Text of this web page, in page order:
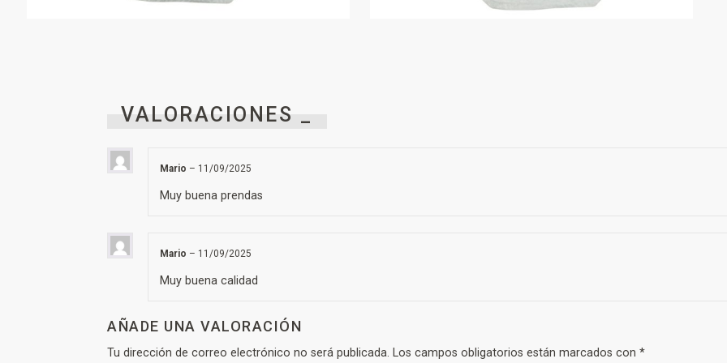
VALORACIONES _
Mario – 11/09/2025
Muy buena prendas
Mario – 11/09/2025
Muy buena calidad
AÑADE UNA VALORACIÓN
Tu dirección de correo electrónico no será publicada. Los campos obligatorios están marcados con *